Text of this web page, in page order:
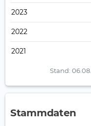
2023
2022
2021
Stand:
Stammdaten